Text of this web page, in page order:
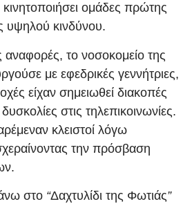
κινητοποιήσει ομάδες πρώτης
υψηλού κινδύνου.
το νοσοκομείο της
με εφεδρικές γεννήτριες,
είχαν σημειωθεί διακοπές
στις τηλεπικοινωνίες.
κλειστοί λόγω
την πρόσβαση
στο “Δαχτυλίδι της Φωτιάς”